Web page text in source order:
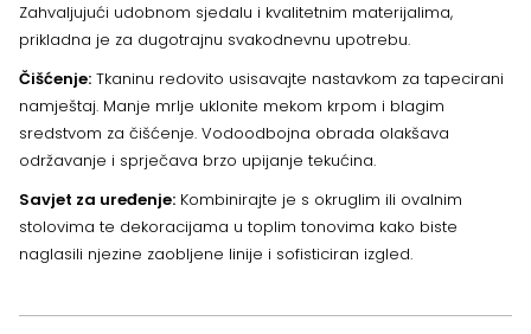
Zahvaljujući udobnom sjedalu i kvalitetnim materijalima,
prikladna je za dugotrajnu svakodnevnu upotrebu.
Čišćenje: Tkaninu redovito usisavajte nastavkom za tapecirani
namještaj. Manje mrlje uklonite mekom krpom i blagim
sredstvom za čišćenje. Vodoodbojna obrada olakšava
održavanje i sprječava brzo upijanje tekućina.
Savjet za uređenje: Kombinirajte je s okruglim ili ovalnim
stolovima te dekoracijama u toplim tonovima kako biste
naglasili njezine zaobljene linije i sofisticiran izgled.